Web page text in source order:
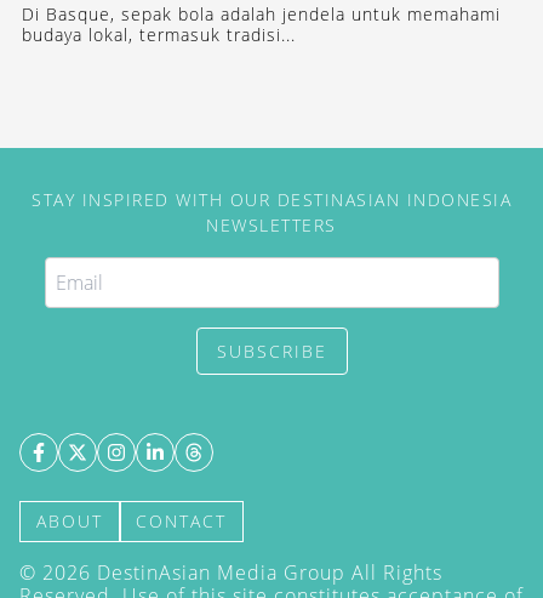
Di Basque, sepak bola adalah jendela untuk memahami
budaya lokal, termasuk tradisi...
STAY INSPIRED WITH OUR DESTINASIAN INDONESIA
NEWSLETTERS
SUBSCRIBE
ABOUT CONTACT
© 2026 DestinAsian Media Group All Rights